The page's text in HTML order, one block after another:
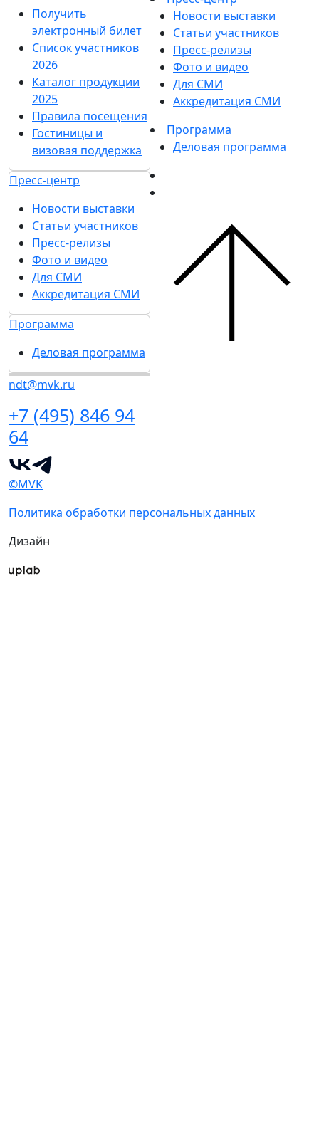
Получить
электронный билет
Список участников
2026
Каталог продукции
2025
Правила посещения
Гостиницы и
визовая поддержка
Пресс-центр
Новости выставки
Статьи участников
Пресс-релизы
Фото и видео
Для СМИ
Аккредитация СМИ
Программа
Деловая программа
ndt@mvk.ru
+7 (495) 846 94
64
Новости выставки
Статьи участников
Пресс-релизы
Фото и видео
Для СМИ
Аккредитация СМИ
Программа
Деловая программа
©MVK
Политика обработки персональных данных
Дизайн